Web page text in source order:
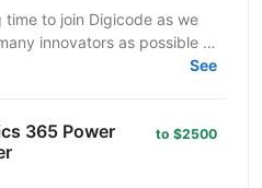
time to join Digicode as we
innovators as possible to
outstanding...
See
365 Power
to $2500